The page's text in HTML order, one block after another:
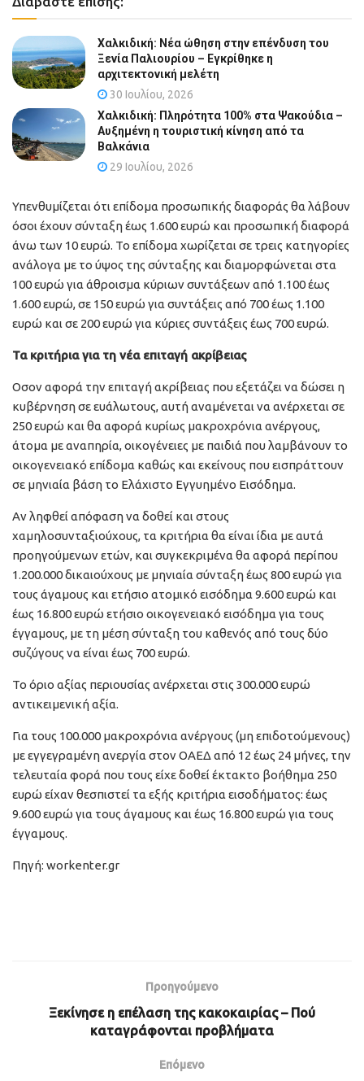
Χαλκιδική: Νέα ώθηση στην επένδυση του
Ξενία Παλιουρίου – Εγκρίθηκε η
αρχιτεκτονική μελέτη
30 Ιουλίου, 2026
Χαλκιδική: Πληρότητα 100% στα Ψακούδια –
Αυξημένη η τουριστική κίνηση από τα
Βαλκάνια
29 Ιουλίου, 2026
Υπενθυμίζεται ότι επίδομα προσωπικής διαφοράς θα λάβουν
όσοι έχουν σύνταξη έως 1.600 ευρώ και προσωπική διαφορά
άνω των 10 ευρώ. Το επίδομα χωρίζεται σε τρεις κατηγορίες
ανάλογα με το ύψος της σύνταξης και διαμορφώνεται στα
100 ευρώ για άθροισμα κύριων συντάξεων από 1.100 έως
1.600 ευρώ, σε 150 ευρώ για συντάξεις από 700 έως 1.100
ευρώ και σε 200 ευρώ για κύριες συντάξεις έως 700 ευρώ.
Τα κριτήρια για τη νέα επιταγή ακρίβειας
Οσον αφορά την επιταγή ακρίβειας που εξετάζει να δώσει η
κυβέρνηση σε ευάλωτους, αυτή αναμένεται να ανέρχεται σε
250 ευρώ και θα αφορά κυρίως μακροχρόνια ανέργους,
άτομα με αναπηρία, οικογένειες με παιδιά που λαμβάνουν το
οικογενειακό επίδομα καθώς και εκείνους που εισπράττουν
σε μηνιαία βάση το Ελάχιστο Εγγυημένο Εισόδημα.
Αν ληφθεί απόφαση να δοθεί και στους
χαμηλοσυνταξιούχους, τα κριτήρια θα είναι ίδια με αυτά
προηγούμενων ετών, και συγκεκριμένα θα αφορά περίπου
1.200.000 δικαιούχους με μηνιαία σύνταξη έως 800 ευρώ για
τους άγαμους και ετήσιο ατομικό εισόδημα 9.600 ευρώ και
έως 16.800 ευρώ ετήσιο οικογενειακό εισόδημα για τους
έγγαμους, με τη μέση σύνταξη του καθενός από τους δύο
συζύγους να είναι έως 700 ευρώ.
Το όριο αξίας περιουσίας ανέρχεται στις 300.000 ευρώ
αντικειμενική αξία.
Για τους 100.000 μακροχρόνια ανέργους (μη επιδοτούμενους)
με εγγεγραμένη ανεργία στον ΟΑΕΔ από 12 έως 24 μήνες, την
τελευταία φορά που τους είχε δοθεί έκτακτο βοήθημα 250
ευρώ είχαν θεσπιστεί τα εξής κριτήρια εισοδήματος: έως
9.600 ευρώ για τους άγαμους και έως 16.800 ευρώ για τους
έγγαμους.
Πηγή: workenter.gr
Προηγούμενο
Ξεκίνησε η επέλαση της κακοκαιρίας – Πού
καταγράφονται προβλήματα
Επόμενο